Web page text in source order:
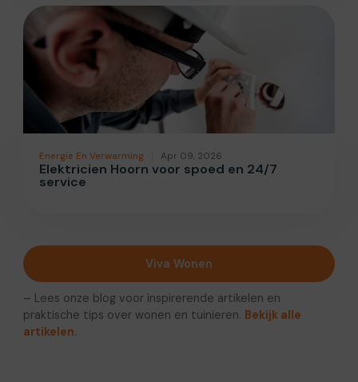
Energie En Verwarming Apr 09, 2026
Elektricien Hoorn voor spoed en 24/7
service
Viva Wonen
– Lees onze blog voor inspirerende artikelen en
praktische tips over wonen en tuinieren. Bekijk alle
artikelen.